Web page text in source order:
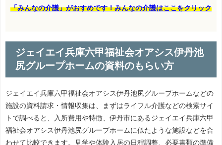
「みんなの介護」がおすめです！みんなの介護はここをクリック
ジェイエイ兵庫六甲福祉会オアシス伊丹池
尻グループホームの資料のもらい方
ジェイエイ兵庫六甲福祉会オアシス伊丹池尻グループホームなどの
施設の資料請求・情報収集は、まずはライフル介護などの検索サイ
トで調べると、入所費用や特徴、伊丹市にあるジェイエイ兵庫六甲
福祉会オアシス伊丹池尻グループホームに似たような施設などを合
わせて比較できます。見学や体験入居の日程調整、必要書類の準備